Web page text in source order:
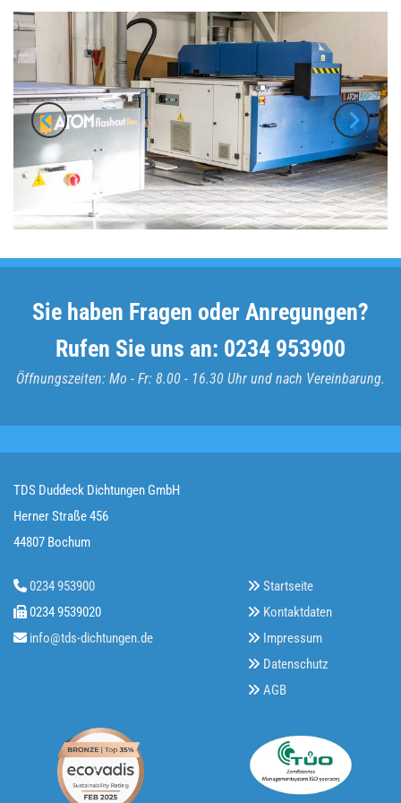
Sie haben Fragen oder Anregungen?
Rufen Sie uns an: 0234 953900
Öffnungszeiten: Mo - Fr: 8.00 - 16.30 Uhr und nach Vereinbarung.
TDS Duddeck Dichtungen GmbH
Herner Straße 456
44807 Bochum
 0234 953900
 0234 9539020
 info@tds-dichtungen.de
 Startseite
 Kontaktdaten
 Impressum
 Datenschutz
 AGB